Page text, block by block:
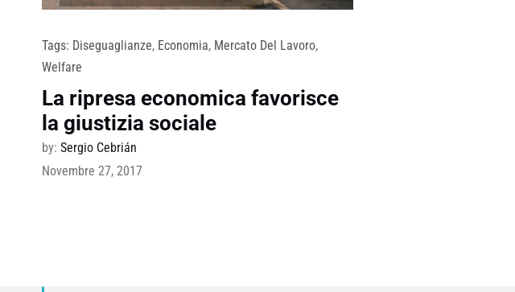
Tags: Diseguaglianze, Economia, Mercato Del Lavoro,
Welfare
La ripresa economica favorisce
la giustizia sociale
by: Sergio Cebrián
Novembre 27, 2017